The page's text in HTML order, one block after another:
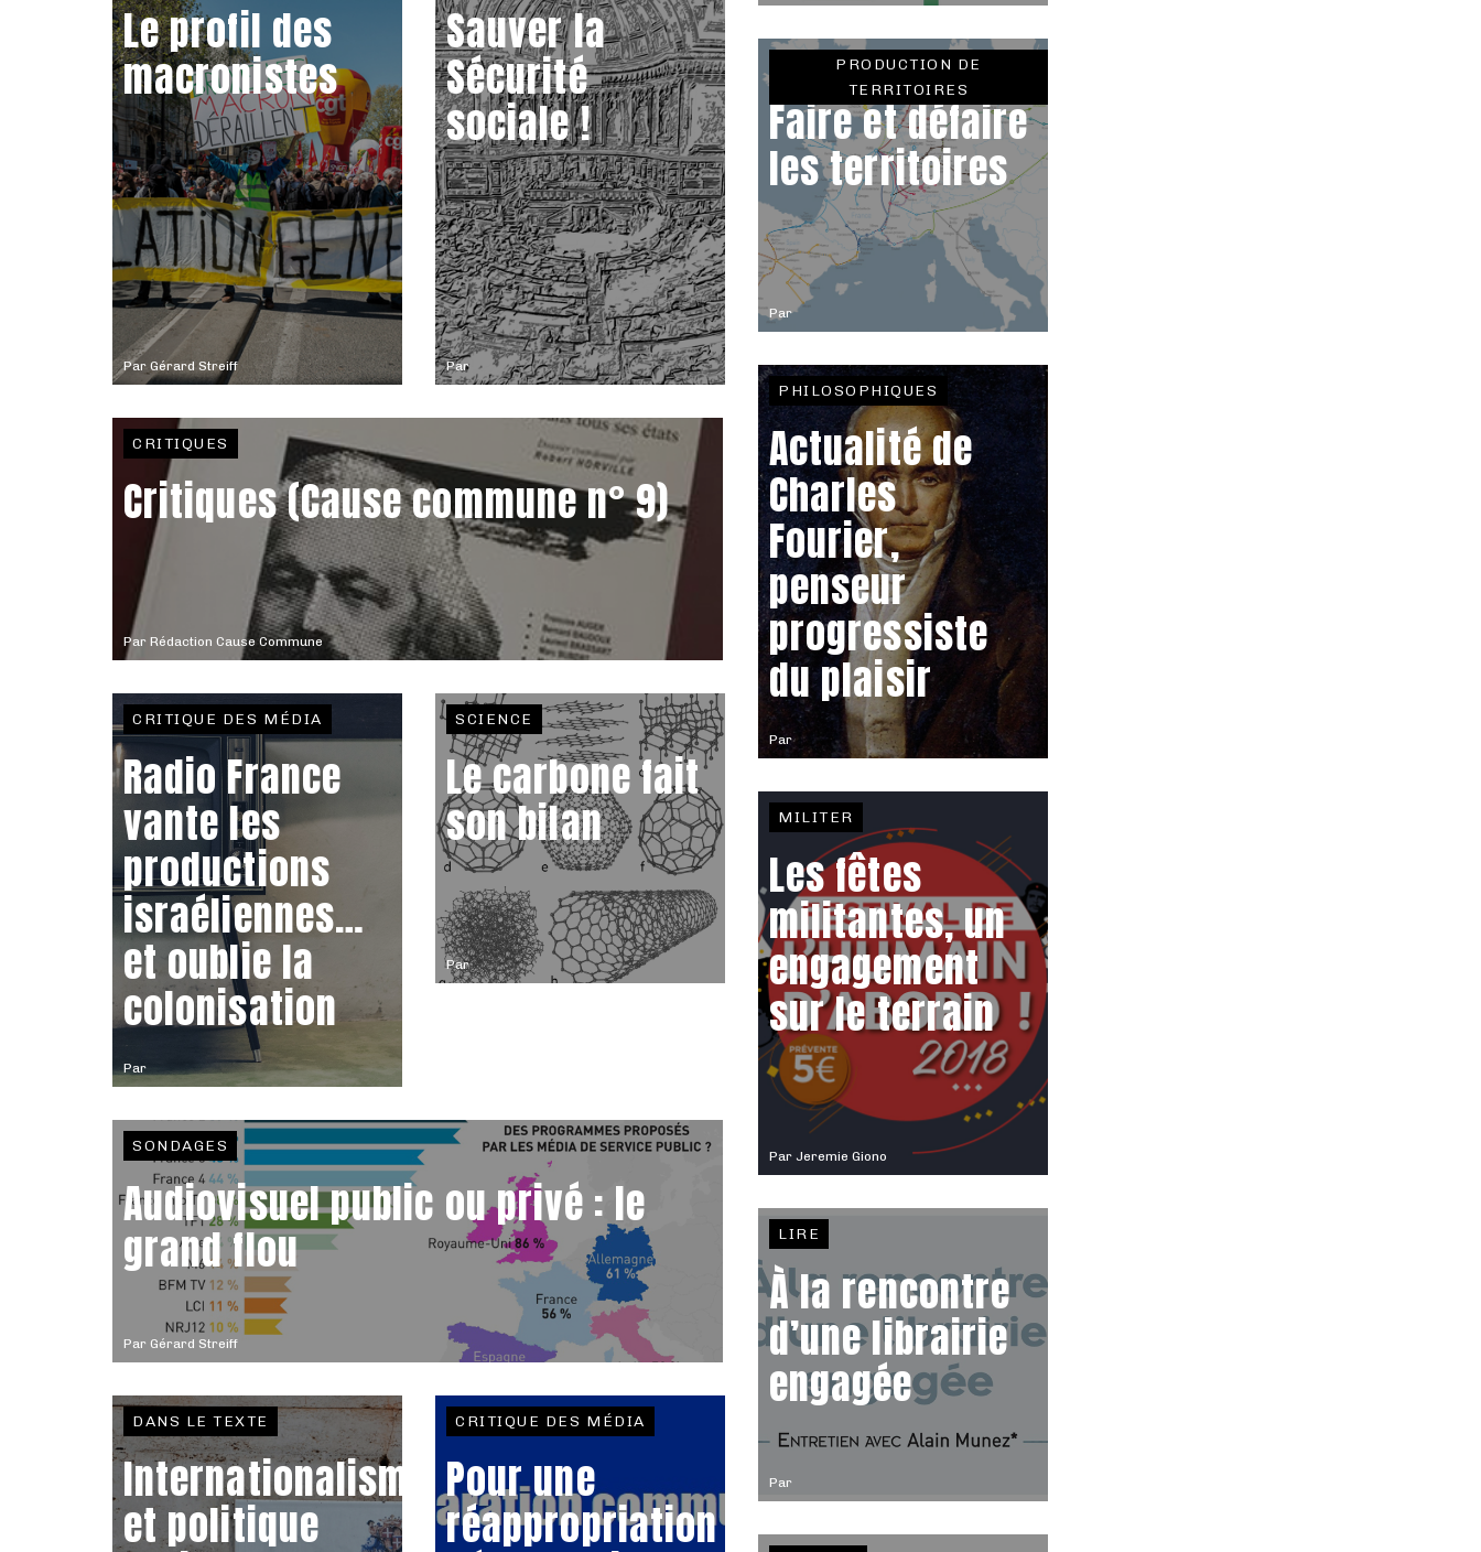
Par Gérard Streiff
Le profil des
macronistes
Par
Sauver la
Sécurité
sociale !
Par
PRODUCTION DE
TERRITOIRES
Faire et défaire
les territoires
Par
PHILOSOPHIQUES
Actualité de
Charles
Fourier,
penseur
progressiste
du plaisir
Par Rédaction Cause Commune
CRITIQUES
Critiques (Cause commune n° 9)
Par
CRITIQUE DES MÉDIA
Radio France
vante les
productions
israéliennes…
et oublie la
colonisation
Par
SCIENCE
Le carbone fait
son bilan
Par Jeremie Giono
MILITER
Les fêtes
militantes, un
engagement
sur le terrain
Par Gérard Streiff
SONDAGES
Audiovisuel public ou privé : le
grand flou
Par
LIRE
À la rencontre
d’une librairie
engagée
DANS LE TEXTE
Internationalisme
et politique
CRITIQUE DES MÉDIA
Pour une
réappropriation